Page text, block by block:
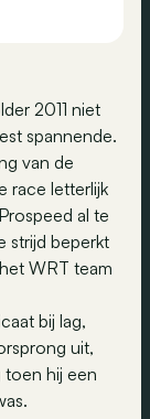
2011 niet
spannende.
van de
race letterlijk
al te
strijd beperkt
WRT team
bij lag,
uit,
hij een